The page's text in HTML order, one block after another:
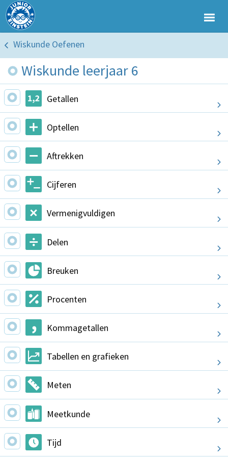
Wiskunde Oefenen
Wiskunde leerjaar 6
Getallen
Optellen
Aftrekken
Cijferen
Vermenigvuldigen
Delen
Breuken
Procenten
Kommagetallen
Tabellen en grafieken
Meten
Meetkunde
Tijd